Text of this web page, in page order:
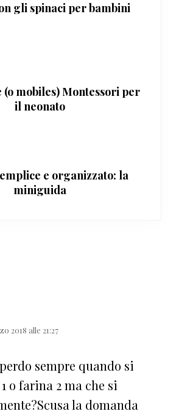
gli spinaci per bambini
mobiles) Montessori per
il neonato
e organizzato: la
miniguida
2018 alle 21:27
sempre quando si
o farina 2 ma che si
la domanda